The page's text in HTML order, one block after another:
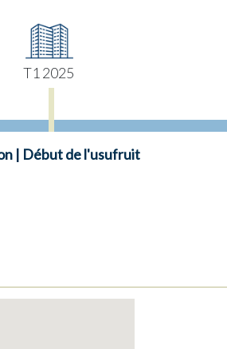
T1 2025
| Début de l'usufruit